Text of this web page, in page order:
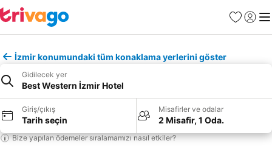
Favoriler
Giriş
İzmir konumundaki tüm konaklama yerlerini göster
Gidilecek yer
Best Western İzmir Hotel
Giriş/çıkış
Tarih seçin
Misafirler ve odalar
2 Misafir, 1 Oda.
Bize yapılan ödemeler sıralamamızı nasıl etkiler?